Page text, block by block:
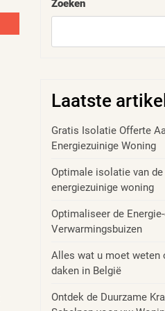
Zoeken
Laatste
Gratis Isolatie Offerte
Energiezuinige Woning
Optimale isolatie van
energiezuinige woning
Optimaliseer de
Verwarmingsbuizen
Alles wat u moet weten
daken in België
Ontdek de Duurzame